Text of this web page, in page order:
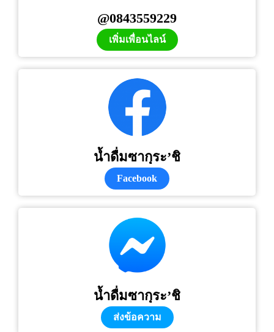
@0843559229
เพิ่มเพื่อนไลน์
น้ำดื่มซากุระ’ชิ
Facebook
น้ำดื่มซากุระ’ชิ
ส่งข้อความ